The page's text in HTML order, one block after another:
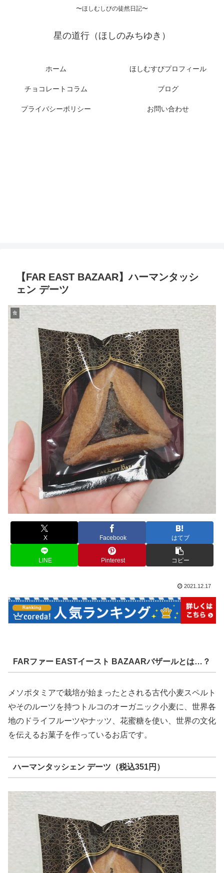
〜ほしむしびの徒然日記〜
星の道行（ほしのみちゆき）
ホーム ほしむすびプロフィール
チョコレートコラム ブログ
プライバシーポリシー お問い合わせ
【FAR EAST BAZAAR】ハーマンタッシ
ェン デーツ
食
X Facebook はてブ
LINE Pinterest コピー
2021.12.17
FARファー EASTイースト BAZAARバザールとは…？
メソポタミアで栽培が始まったとされる古代小麦スペルト
やそのルーツを持つトルコのオーガニック小麦に、世界各
地のドライフルーツやナッツ、花蜜糖を使い、世界の文化
を伝えるお菓子を作っているお店です。
ハーマンタッシェン デーツ（税込351円）